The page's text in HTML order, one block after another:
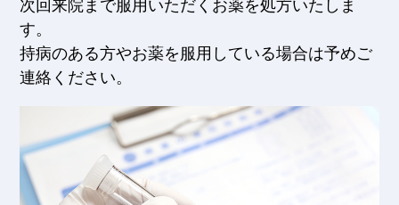
次回来院まで服用いただくお薬を処方いたしま
す。
持病のある方やお薬を服用している場合は予めご
連絡ください。